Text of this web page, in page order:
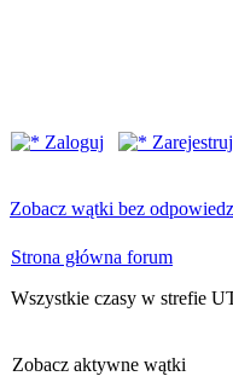
Zaloguj
Zarejestruj
Zobacz wątki bez
Strona główna forum
Wszystkie czasy w strefie
Zobacz aktywne wątki